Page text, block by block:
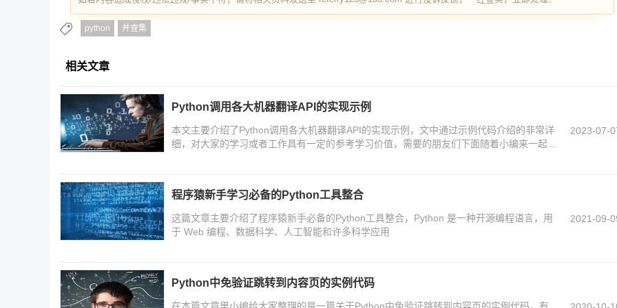
python 并查集
相关文章
Python调用各大机器翻译API的实现示例
本文主要介绍了Python调用各大机器翻译API的实现示例，文中通过示例代码介绍的非常详
细，对大家的学习或者工作具有一定的参考学习价值，需要的朋友们下面随着小编来一起学
2023-07-
程序猿新手学习必备的Python工具整合
这篇文章主要介绍了程序猿新手必备的Python工具整合，Python 是一种开源编程语言，用
于 Web 编程、数据科学、人工智能和许多科学应用
2021-09-
Python中免验证跳转到内容页的实例代码